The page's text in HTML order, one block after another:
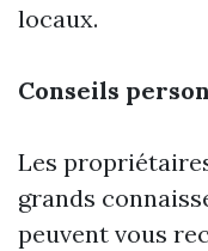
locaux.
Conseils
Les
grands
peuvent vous